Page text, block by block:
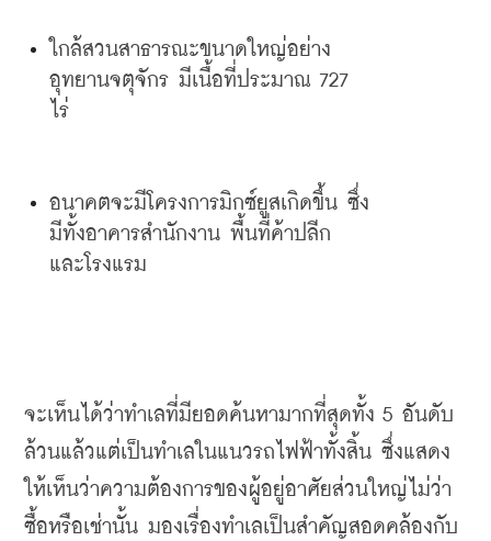
ใกล้สวนสาธารณะขนาดใหญ่อย่าง
อุทยานจตุจักร มีเนื้อที่ประมาณ
ไร่
อนาคตจะมีโครงการมิกซ์ยูสเกิดขึ้น ซึ่ง
มีทั้งอาคารสำนักงาน พื้นที่ค้าปลีก
และโรงแรม
จะเห็นได้ว่าทำเลที่มียอดค้นหามากที่สุดทั้ง 5 อันดับ
ล้วนแล้วแต่เป็นทำเลในแนวรถไฟฟ้าทั้งสิ้น ซึ่งแสดง
ให้เห็นว่าความต้องการของผู้อยู่อาศัยส่วนใหญ่ไม่ว่า
ซื้อหรือเช่านั้น มองเรื่องทำเลเป็นสำคัญสอดคล้องกับ